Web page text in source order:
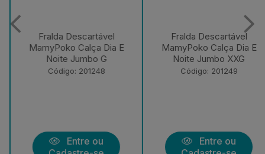
Fralda Descartável
MamyPoko Calça Dia E
Noite Jumbo G
Código: 201248
Entre ou
Fralda Descartável
MamyPoko Calça Dia E
Noite Jumbo XXG
Código: 201249
Entre ou